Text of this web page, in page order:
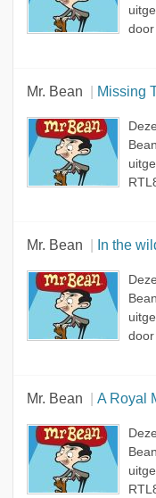
Mr. Bean Missing
Mr. Bean In the
Mr. Bean A Royal